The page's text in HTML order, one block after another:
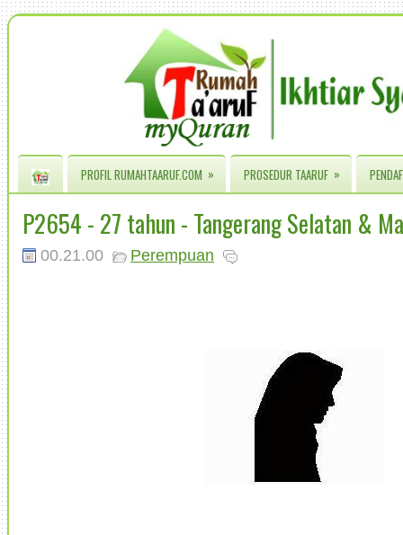
PROFIL RUMAHTAARUF.COM » PROSEDUR TAARUF »
P2654 - 27 tahun - Tangerang Selatan &
00.21.00 Perempuan